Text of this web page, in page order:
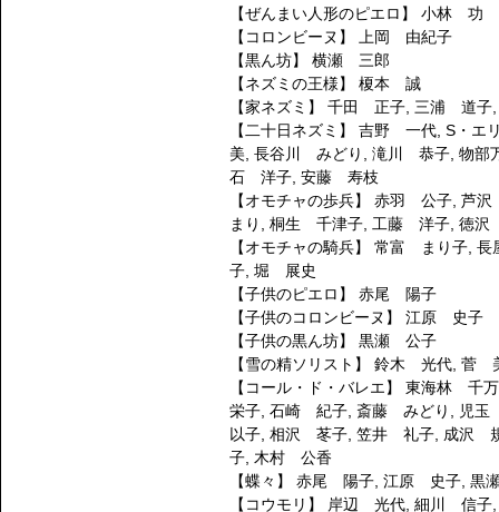
【ぜんまい人形のピエロ】小林 功
【コロンビーヌ】
上岡 由紀子
【黒ん坊】横瀬 三郎
【ネズミの王様】榎本 誠
【家ネズミ】千田 正子 三浦 道子
【二十日ネズミ】吉野 一代 ,S・エ
美 ,長谷川 みどり ,滝川 恭子 ,物部
石 洋子 ,安藤 寿枝
【オモチャの歩兵】赤羽 公子 ,芦
まり
,桐生 千津子 工藤 洋子 ,徳沢
【オモチャの騎兵】常富 まり子 ,長
子 ,堀 展史
【子供のピエロ】赤尾 陽子
【子供のコロンビーヌ】江原 史子
【子供の黒ん坊】黒瀬 公子
【雪の精ソリスト】鈴木 光代 ,菅
【コール・ド・バレエ】東海林 千万
栄子 ,石崎 紀子 ,斎藤 みどり
児
以子 ,相沢 苳子 ,笠井 礼子 成沢
子 木村 公香
【蝶々】赤尾 陽子 ,江原 史子 ,黒
【コウモリ】
岸辺 光代 ,細川 信子